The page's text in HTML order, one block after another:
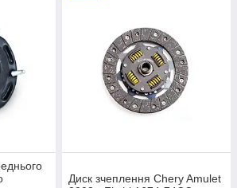
Диск зчеплення Chery Amulet